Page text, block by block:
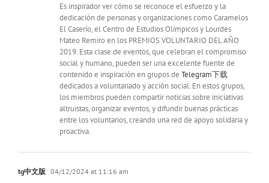
Es inspirador ver cómo se reconoce el esfuerzo y la
dedicación de personas y organizaciones como Caramelos
El Caserío, el Centro de Estudios Olímpicos y Lourdes
Mateo Remiro en los PREMIOS VOLUNTARIO DEL AÑO
2019. Esta clase de eventos, que celebran el compromiso
social y humano, pueden ser una excelente fuente de
contenido e inspiración en grupos de Telegram下载
dedicados a voluntariado y acción social. En estos grupos,
los miembros pueden compartir noticias sobre iniciativas
altruistas, organizar eventos, y difundir buenas prácticas
entre los voluntarios, creando una red de apoyo solidaria y
proactiva.
tg中文版 04/12/2024 at 11:16 am